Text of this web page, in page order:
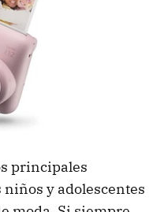
principales
y adolescentes